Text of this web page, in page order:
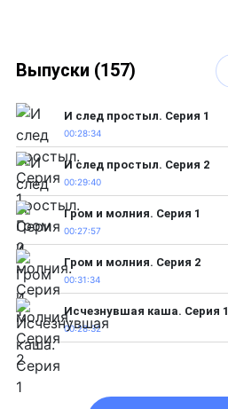
Выпуски (157)
И след простыл. Серия 1
00:28:34
И след простыл. Серия 2
00:29:40
Гром и молния. Серия 1
00:27:57
Гром и молния. Серия 2
00:31:34
Исчезнувшая каша. Серия 1
00:28:32